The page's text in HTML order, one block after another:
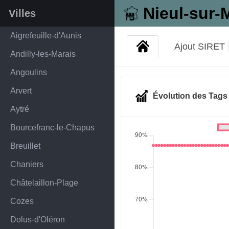
Nieul-sur-
Villes
Aigrefeuille-d'Aunis
Andilly-les-Marais
Angoulins
Arvert
Aytré
Bourcefranc-le-Chapus
Breuillet
Chaniers
Châtelaillon-Plage
Cozes
Dolus-d'Oléron
Ajout SIRET
Évolution des